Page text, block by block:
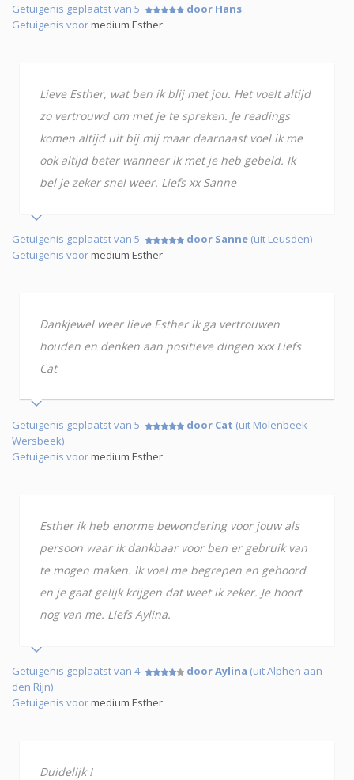
Getuigenis geplaatst van 5
door Hans
Getuigenis voormedium Esther
Lieve Esther, wat ben ik blij met jou. Het voelt altijd
zo vertrouwd om met je te spreken. Je readings
komen altijd uit bij mij maar daarnaast voel ik me
ook altijd beter wanneer ik met je heb gebeld. Ik
bel je zeker snel weer. Liefs xx Sanne
Getuigenis geplaatst van 5 door Sanne (uit Leusden)
Getuigenis voormedium Esther
Dankjewel weer lieve Esther ik ga vertrouwen
houden en denken aan positieve dingen xxx Liefs
Cat
Getuigenis geplaatst van 5 door Cat (uit Molenbeek-
Wersbeek)
Getuigenis voormedium Esther
Esther ik heb enorme bewondering voor jouw als
persoon waar ik dankbaar voor ben er gebruik van
te mogen maken. Ik voel me begrepen en gehoord
en je gaat gelijk krijgen dat weet ik zeker. Je hoort
nog van me. Liefs Aylina.
Getuigenis geplaatst van 4 door Aylina (uit Alphen aan
den Rijn)
Getuigenis voormedium Esther
Duidelijk !